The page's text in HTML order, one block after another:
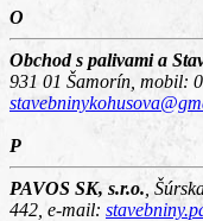
O
Obchod s palivami a
931 01 Šamorín , mobil:
P
PAVOS SK, s.r.o.
442, e-mail: